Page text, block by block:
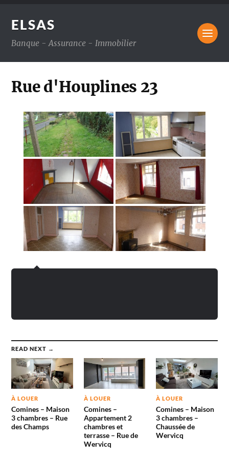
ELSAS
Banque - Assurance - Immobilier
Rue d'Houplines 23
READ NEXT →
À LOUER
Comines – Maison
3 chambres – Rue
des Champs
À LOUER
Comines –
Appartement 2
chambres et
terrasse – Rue de
Wervicq
À LOUER
Comines – Maison
3 chambres –
Chaussée de
Wervicq